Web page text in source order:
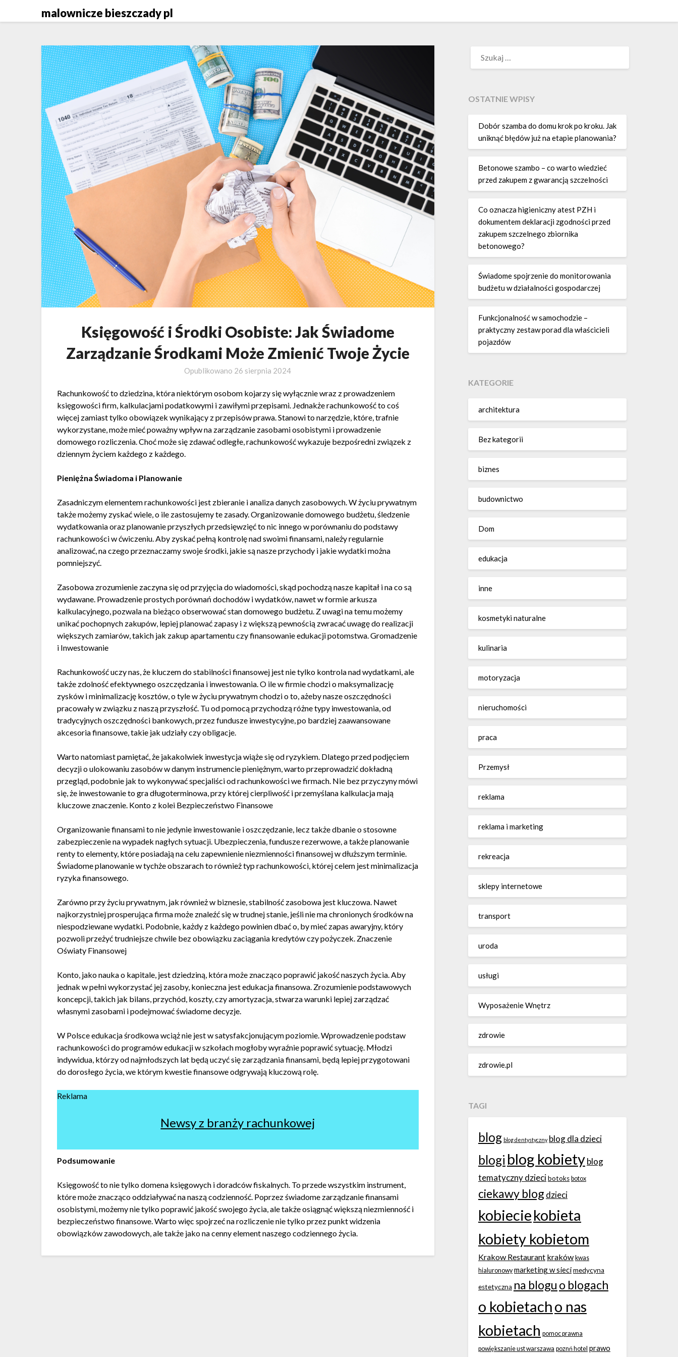
malownicze bieszczady pl
Księgowość i Środki Osobiste: Jak Świadome
Zarządzanie Środkami Może Zmienić Twoje Życie
Opublikowano 26 sierpnia 2024
Rachunkowość to dziedzina, która niektórym osobom kojarzy się wyłącznie wraz z prowadzeniem
księgowości firm, kalkulacjami podatkowymi i zawiłymi przepisami. Jednakże rachunkowość to coś
więcej zamiast tylko obowiązek wynikający z przepisów prawa. Stanowi to narzędzie, które, trafnie
wykorzystane, może mieć poważny wpływ na zarządzanie zasobami osobistymi i prowadzenie
domowego rozliczenia. Choć może się zdawać odległe, rachunkowość wykazuje bezpośredni związek z
dziennym życiem każdego z każdego.
Pieniężna Świadoma i Planowanie
Zasadniczym elementem rachunkowości jest zbieranie i analiza danych zasobowych. W życiu prywatnym
także możemy zyskać wiele, o ile zastosujemy te zasady. Organizowanie domowego budżetu, śledzenie
wydatkowania oraz planowanie przyszłych przedsięwzięć to nic innego w porównaniu do podstawy
rachunkowości w ćwiczeniu. Aby zyskać pełną kontrolę nad swoimi finansami, należy regularnie
analizować, na czego przeznaczamy swoje środki, jakie są nasze przychody i jakie wydatki można
pomniejszyć.
Zasobowa zrozumienie zaczyna się od przyjęcia do wiadomości, skąd pochodzą nasze kapitał i na co są
wydawane. Prowadzenie prostych porównań dochodów i wydatków, nawet w formie arkusza
kalkulacyjnego, pozwala na bieżąco obserwować stan domowego budżetu. Z uwagi na temu możemy
unikać pochopnych zakupów, lepiej planować zapasy i z większą pewnością zwracać uwagę do realizacji
większych zamiarów, takich jak zakup apartamentu czy finansowanie edukacji potomstwa. Gromadzenie
i Inwestowanie
Rachunkowość uczy nas, że kluczem do stabilności finansowej jest nie tylko kontrola nad wydatkami, ale
także zdolność efektywnego oszczędzania i inwestowania. O ile w firmie chodzi o maksymalizację
zysków i minimalizację kosztów, o tyle w życiu prywatnym chodzi o to, ażeby nasze oszczędności
pracowały w związku z naszą przyszłość. Tu od pomocą przychodzą różne typy inwestowania, od
tradycyjnych oszczędności bankowych, przez fundusze inwestycyjne, po bardziej zaawansowane
akcesoria finansowe, takie jak udziały czy obligacje.
Warto natomiast pamiętać, że jakakolwiek inwestycja wiąże się od ryzykiem. Dlatego przed podjęciem
decyzji o ulokowaniu zasobów w danym instrumencie pieniężnym, warto przeprowadzić dokładną
przegląd, podobnie jak to wykonywać specjaliści od rachunkowości we firmach. Nie bez przyczyny mówi
się, że inwestowanie to gra długoterminowa, przy której cierpliwość i przemyślana kalkulacja mają
kluczowe znaczenie. Konto z kolei Bezpieczeństwo Finansowe
Organizowanie finansami to nie jedynie inwestowanie i oszczędzanie, lecz także dbanie o stosowne
zabezpieczenie na wypadek nagłych sytuacji. Ubezpieczenia, fundusze rezerwowe, a także planowanie
renty to elementy, które posiadają na celu zapewnienie niezmienności finansowej w dłuższym terminie.
Świadome planowanie w tychże obszarach to również typ rachunkowości, której celem jest minimalizacja
ryzyka finansowego.
Zarówno przy życiu prywatnym, jak również w biznesie, stabilność zasobowa jest kluczowa. Nawet
najkorzystniej prosperująca firma może znaleźć się w trudnej stanie, jeśli nie ma chronionych środków na
niespodziewane wydatki. Podobnie, każdy z każdego powinien dbać o, by mieć zapas awaryjny, który
pozwoli przeżyć trudniejsze chwile bez obowiązku zaciągania kredytów czy pożyczek. Znaczenie
Oświaty Finansowej
Konto, jako nauka o kapitale, jest dziedziną, która może znacząco poprawić jakość naszych życia. Aby
jednak w pełni wykorzystać jej zasoby, konieczna jest edukacja finansowa. Zrozumienie podstawowych
koncepcji, takich jak bilans, przychód, koszty, czy amortyzacja, stwarza warunki lepiej zarządzać
własnymi zasobami i podejmować świadome decyzje.
W Polsce edukacja środkowa wciąż nie jest w satysfakcjonującym poziomie. Wprowadzenie podstaw
rachunkowości do programów edukacji w szkołach mogłoby wyraźnie poprawić sytuację. Młodzi
indywidua, którzy od najmłodszych lat będą uczyć się zarządzania finansami, będą lepiej przygotowani
do dorosłego życia, we którym kwestie finansowe odgrywają kluczową rolę.
Reklama
Newsy z branży rachunkowej
Podsumowanie
Księgowość to nie tylko domena księgowych i doradców fiskalnych. To przede wszystkim instrument,
które może znacząco oddziaływać na naszą codzienność. Poprzez świadome zarządzanie finansami
osobistymi, możemy nie tylko poprawić jakość swojego życia, ale także osiągnąć większą niezmienność i
bezpieczeństwo finansowe. Warto więc spojrzeć na rozliczenie nie tylko przez punkt widzenia
obowiązków zawodowych, ale także jako na cenny element naszego codziennego życia.
OSTATNIE WPISY
Dobór szamba do domu krok po kroku. Jak
uniknąć błędów już na etapie planowania?
Betonowe szambo – co warto wiedzieć
przed zakupem z gwarancją szczelności
Co oznacza higieniczny atest PZH i
dokumentem deklaracji zgodności przed
zakupem szczelnego zbiornika
betonowego?
Świadome spojrzenie do monitorowania
budżetu w działalności gospodarczej
Funkcjonalność w samochodzie –
praktyczny zestaw porad dla właścicieli
pojazdów
KATEGORIE
architektura
Bez kategorii
biznes
budownictwo
Dom
edukacja
inne
kosmetyki naturalne
kulinaria
motoryzacja
nieruchomości
praca
Przemysł
reklama
reklama i marketing
rekreacja
sklepy internetowe
transport
uroda
usługi
Wyposażenie Wnętrz
zdrowie
zdrowie.pl
TAGI
blog blog dentystyczny blog dla dzieci
blogi blog kobietyblog
tematyczny dziecibotoks botox
ciekawy blog dzieci
kobieciekobieta
kobiety kobietom
Krakow Restaurant kraków kwas
hialuronowy marketing w siecimedycyna
estetyczna na blogu o blogach
o kobietacho nas
kobietach pomoc prawna
powiększanie ust warszawa poznń hotel prawo